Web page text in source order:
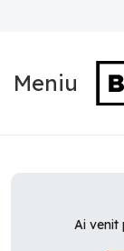
Meniu
Ai venit